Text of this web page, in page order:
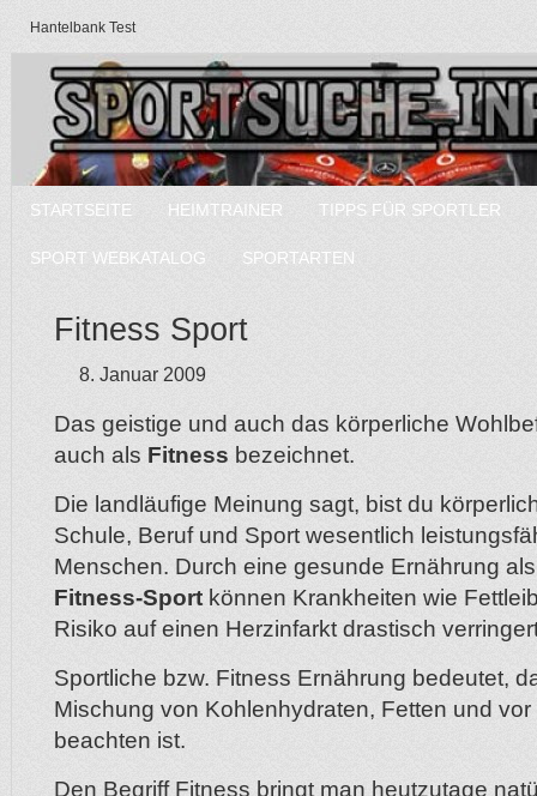
Hantelbank Test
STARTSEITE HEIMTRAINER TIPPS FÜR SPORTLER
SPORT WEBKATALOG SPORTARTEN
Fitness Sport
8. Januar 2009
Das geistige und auch das körperliche
auch als Fitness bezeichnet.
Die landläufige Meinung sagt, bist du
Schule, Beruf und Sport wesentlich
Menschen. Durch eine gesunde Ernährung
Fitness-Sport können Krankheiten wie
Risiko auf einen Herzinfarkt drastisch
Sportliche bzw. Fitness Ernährung bedeutet,
Mischung von Kohlenhydraten, Fetten und
beachten ist.
Den Begriff Fitness bringt man heutzutage